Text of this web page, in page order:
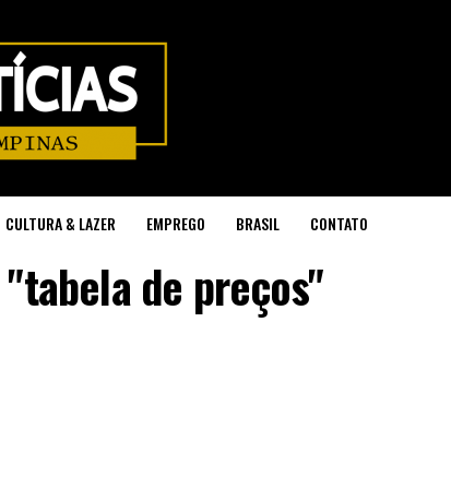
CULTURA & LAZER EMPREGO BRASIL CONTATO
de preços"